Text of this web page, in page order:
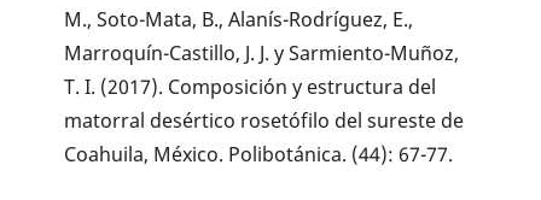
M., Soto-Mata, B., Alanís-Rodríguez, E.,
Marroquín-Castillo, J. J. y Sarmiento-Muñoz,
T. I. (2017). Composición y estructura del
matorral desértico rosetófilo del sureste de
Coahuila, México. Polibotánica. (44): 67-77.